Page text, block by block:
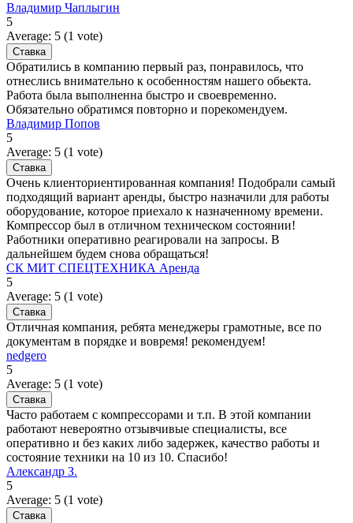
Владимир Чаплыгин
5
Average: 5 (1 vote)
Обратились в компанию первый раз, понравилось, что
отнеслись внимательно к особенностям нашего обьекта.
Работа была выполненна быстро и своевременно.
Обязательно обратимся повторно и порекомендуем.
Владимир Попов
5
Average: 5 (1 vote)
Очень клиенториентированная компания! Подобрали самый
подходящий вариант аренды, быстро назначили для работы
оборудование, которое приехало к назначенному времени.
Компрессор был в отличном техническом состоянии!
Работники оперативно реагировали на запросы. В
дальнейшем будем снова обращаться!
СК МИТ СПЕЦТЕХНИКА Аренда
5
Average: 5 (1 vote)
Отличная компания, ребята менеджеры грамотные, все по
документам в порядке и вовремя! рекомендуем!
nedgero
5
Average: 5 (1 vote)
Часто работаем с компрессорами и т.п. В этой компании
работают невероятно отзывчивые специалисты, все
оперативно и без каких либо задержек, качество работы и
состояние техники на 10 из 10. Спасибо!
Александр З.
5
Average: 5 (1 vote)